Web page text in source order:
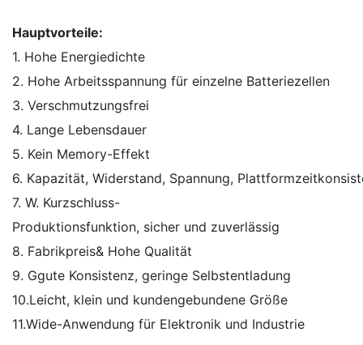
Hauptvorteile:
1. Hohe Energiedichte
2. Hohe Arbeitsspannung für einzelne Batteriezellen
3. Verschmutzungsfrei
4. Lange Lebensdauer
5. Kein Memory-Effekt
6. Kapazität, Widerstand, Spannung,
7. W. Kurzschluss-
Produktionsfunktion, sicher und zuverlässig
8. Fabrikpreis& Hohe Qualität
9. Ggute Konsistenz, geringe Selbstentladung
10.Leicht, klein und kundengebundene Größe
11.Wide-Anwendung für Elektronik und Industrie